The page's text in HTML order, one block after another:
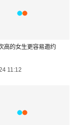
高的女生更容易邀约
11:12